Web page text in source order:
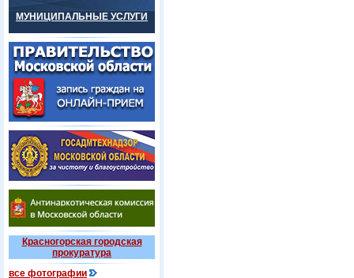
МУНИЦИПАЛЬНЫЕ УСЛУГИ
Красногорская городская
прокуратура
все фотографии